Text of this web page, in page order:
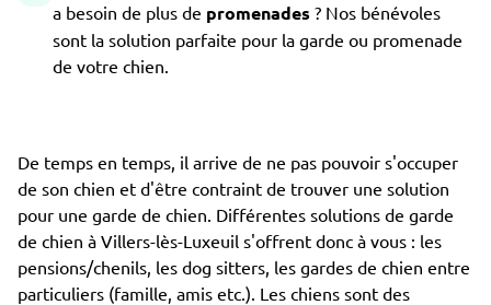
a besoin de plus de promenades ? Nos bénévoles
sont la solution parfaite pour la garde ou promenade
de votre chien.
De temps en temps, il arrive de ne pas pouvoir s'occuper
de son chien et d'être contraint de trouver une solution
pour une garde de chien. Différentes solutions de garde
de chien à Villers-lès-Luxeuil s'offrent donc à vous : les
pensions/chenils, les dog sitters, les gardes de chien entre
particuliers (famille, amis etc.). Les chiens sont des